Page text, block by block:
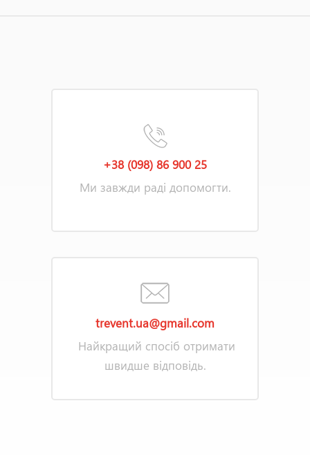
+38 (098) 86 900 25
Ми завжди раді допомогти.
trevent.ua@gmail.com
Найкращий спосіб отримати
швидше відповідь.